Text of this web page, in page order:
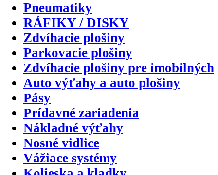
Pneumatiky
RÁFIKY / DISKY
Zdvíhacie plošiny
Parkovacie plošiny
Zdvíhacie plošiny pre imobilných
Auto výťahy a auto plošiny
Pásy
Prídavné zariadenia
Nákladné výťahy
Nosné vidlice
Vážiace systémy